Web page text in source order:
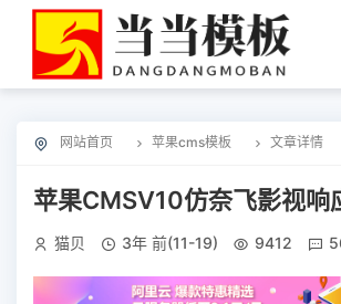
网站首页 苹果cms模板 文章详情
苹果CMSV10仿奈飞影视响
猫贝 3年 前(11-19) 9412